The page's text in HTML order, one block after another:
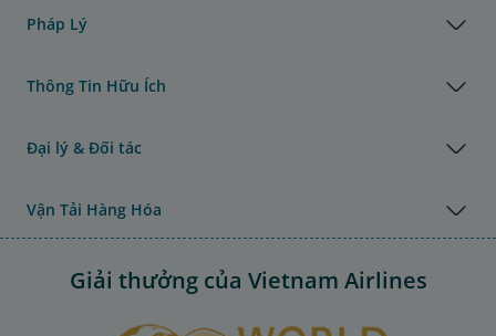
Pháp Lý
Thông Tin Hữu Ích
Đại lý & Đối tác
Vận Tải Hàng Hóa
Giải thưởng của Vietnam Airlines